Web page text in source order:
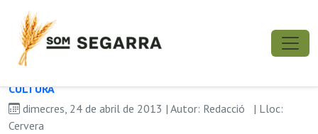
CULTURA
dimecres, 24 de abril de 2013 | Autor: Redacció
| Lloc:
Cervera